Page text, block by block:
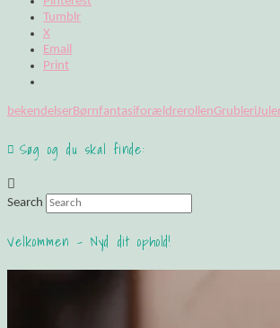
Tumblr
X
Email
Print
bekendelserBørnfantasiforældrerollenGrubleri
Søg og du skal finde:
Search
Velkommen – Nyd dit ophold!